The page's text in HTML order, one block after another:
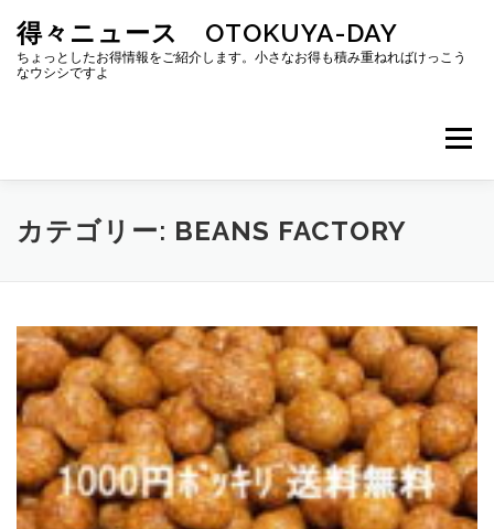
ッ
得々ニュース OTOKUYA-DAY
ちょっとしたお得情報をご紹介します。小さなお得も積み重ねればけっこう
なウシシですよ
メニュー
カテゴリー: BEANS FACTORY